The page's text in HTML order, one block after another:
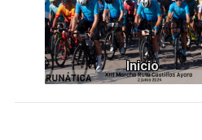
Inicio